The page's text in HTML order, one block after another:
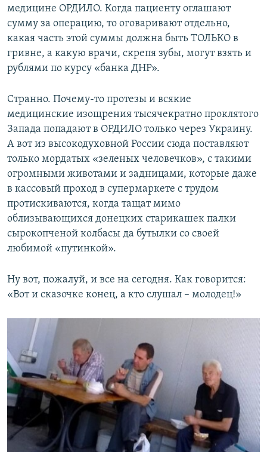
медицине ОРДИЛО. Когда пациенту оглашают
сумму за операцию, то оговаривают отдельно,
какая часть этой суммы должна быть ТОЛЬКО в
гривне, а какую врачи, скрепя зубы, могут взять и
рублями по курсу «банка ДНР».
Странно. Почему-то протезы и всякие
медицинские изощрения тысячекратно проклятого
Запада попадают в ОРДИЛО только через Украину.
А вот из высокодуховной России сюда поставляют
только мордатых «зеленых человечков», с такими
огромными животами и задницами, которые даже
в кассовый проход в супермаркете с трудом
протискиваются, когда тащат мимо
облизывающихся донецких старикашек палки
сырокопченой колбасы да бутылки со своей
любимой «путинкой».
Ну вот, пожалуй, и все на сегодня. Как говорится:
«Вот и сказочке конец, а кто слушал – молодец!»